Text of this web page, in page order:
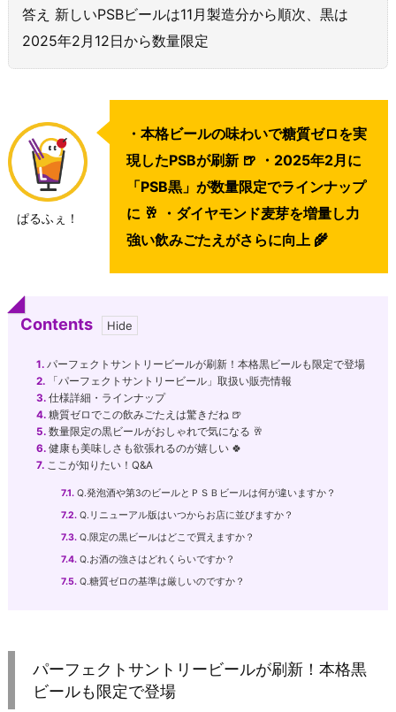
答え 新しいPSBビールは11月製造分から順次、黒は
2025年2月12日から数量限定
ぱるふぇ！
・本格ビールの味わいで糖質ゼロを実
現したPSBが刷新 🍺 ・2025年2月に
「PSB黒」が数量限定でラインナップ
に 🥂 ・ダイヤモンド麦芽を増量し力
強い飲みごたえがさらに向上 🌾
Contents
1. パーフェクトサントリービールが刷新！本格黒ビールも限定で登場
2. 「パーフェクトサントリービール」取扱い販売情報
3. 仕様詳細・ラインナップ
4. 糖質ゼロでこの飲みごたえは驚きだね 🍺
5. 数量限定の黒ビールがおしゃれで気になる 🥂
6. 健康も美味しさも欲張れるのが嬉しい 🍀
7. ここが知りたい！Q&A
7.1. Q.発泡酒や第3のビールとＰＳＢビールは何が違いますか？
7.2. Q.リニューアル版はいつからお店に並びますか？
7.3. Q.限定の黒ビールはどこで買えますか？
7.4. Q.お酒の強さはどれくらいですか？
7.5. Q.糖質ゼロの基準は厳しいのですか？
パーフェクトサントリービールが刷新！本格黒
ビールも限定で登場